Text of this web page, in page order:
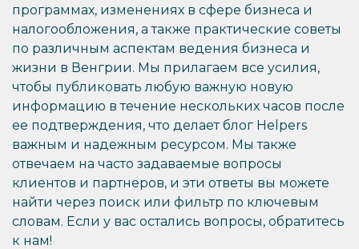
программах, изменениях в сфере бизнеса и
налогообложения, а также практические советы
по различным аспектам ведения бизнеса и
жизни в Венгрии. Мы прилагаем все усилия,
чтобы публиковать любую важную новую
информацию в течение нескольких часов после
ее подтверждения, что делает блог Helpers
важным и надежным ресурсом. Мы также
отвечаем на часто задаваемые вопросы
клиентов и партнеров, и эти ответы вы можете
найти через поиск или фильтр по ключевым
словам. Если у вас остались вопросы, обратитесь
к нам!